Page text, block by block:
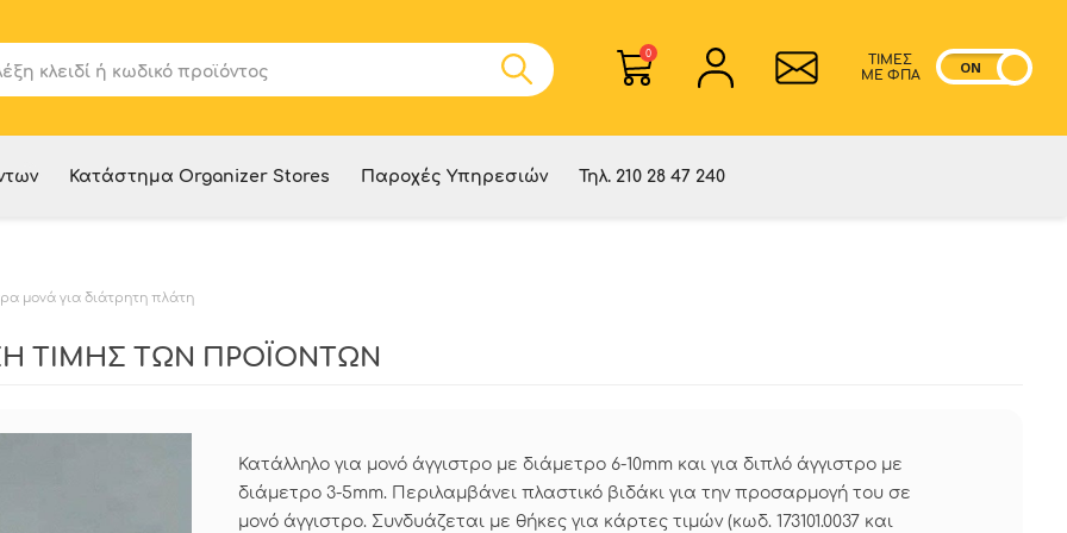
0
ΤΙΜΕΣ
ME ΦΠΑ
ON
Κατάστημα Organizer Stores Παροχές Υπηρεσιών Τηλ. 210 28 47 240
μονά για διάτρητη πλάτη
ΤΙΜΗΣ ΤΩΝ ΠΡΟΪΟΝΤΩΝ
Κατάλληλο για μονό άγγιστρο με διάμετρο 6-10mm και για διπλό άγγιστρο με
διάμετρο 3-5mm. Περιλαμβάνει πλαστικό βιδάκι για την προσαρμογή του σε
μονό άγγιστρο. Συνδυάζεται με θήκες για κάρτες τιμών (κωδ. 173101.0037 και